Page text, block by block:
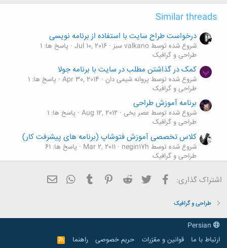
Similar threads
درخواست طراح سایت با استفاده از برنامه نویسی
شروع شده توسط valkano سبز Jul 10, 2016 پاسخ ها: 1
طراحی و گرافیک
پ کمک در گذاشتن مطلب در سایت با برنامه جولا
شروع شده توسط پروانه شیمی دان Apr 30, 2014 پاسخ ها: 1
طراحی و گرافیک
برنامه آموزش طراحی
شروع شده توسط عصر یخی Aug 12, 2012 پاسخ ها: 1
طراحی و گرافیک
کلاس تخصصی آموزش فتوشاپ (برنامه های پيشرفت کار)
شروع شده توسط negin17h Mar 2, 2011
پاسخ ها: 61
طراحی و گرافیک
شروع شده توسط Sarp Sep 1, 2010
پاسخ ها: 1
اشتراک گذاری: فیسبوک تویتر Reddit
Pinterest
Tumblr
WhatsApp
طراحی و گرافیک
ارتباط با ما
قوانین و مقرّرات حریم خصوصی راهنما
R
S